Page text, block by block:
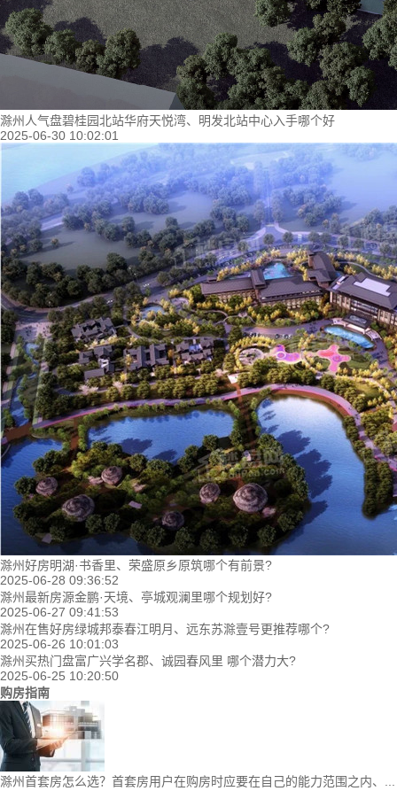
滁州人气盘碧桂园北站华府天悦湾、明发北站中心入手哪个好
2025-06-30 10:02:01
滁州好房明湖·书香里、荣盛原乡原筑哪个有前景?
2025-06-28 09:36:52
滁州最新房源金鹏·天境、亭城观澜里哪个规划好?
2025-06-27 09:41:53
滁州在售好房绿城邦泰春江明月、远东苏滁壹号更推荐哪个?
2025-06-26 10:01:03
滁州买热门盘富广兴学名郡、诚园春风里 哪个潜力大?
2025-06-25 10:20:50
购房指南
滁州首套房怎么选？首套房用户在购房时应要在自己的能力范围之内、...